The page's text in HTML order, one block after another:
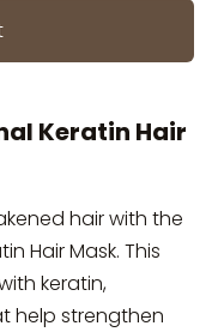
Keratin Hair
hair with the
Hair Mask. This
keratin,
help strengthen